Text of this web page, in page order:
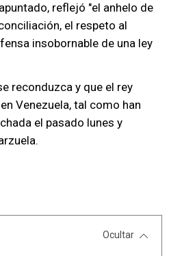
reflejó "el anhelo de
el respeto al
insobornable de una ley
reconduzca y que el rey
Venezuela, tal como han
el pasado lunes y
Ocultar